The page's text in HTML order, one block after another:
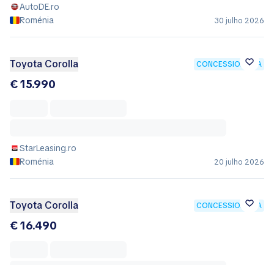
AutoDE.ro
Roménia
30 julho 2026
Toyota Corolla CONCESSIONÁRIA
€ 15.990
StarLeasing.ro
Roménia
20 julho 2026
Toyota Corolla CONCESSIONÁRIA
€ 16.490